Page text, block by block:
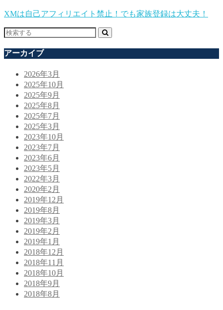
XMは自己アフィリエイト禁止！でも家族登録は大丈夫！
アーカイブ
2026年3月
2025年10月
2025年9月
2025年8月
2025年7月
2025年3月
2023年10月
2023年7月
2023年6月
2023年5月
2022年3月
2020年2月
2019年12月
2019年8月
2019年3月
2019年2月
2019年1月
2018年12月
2018年11月
2018年10月
2018年9月
2018年8月